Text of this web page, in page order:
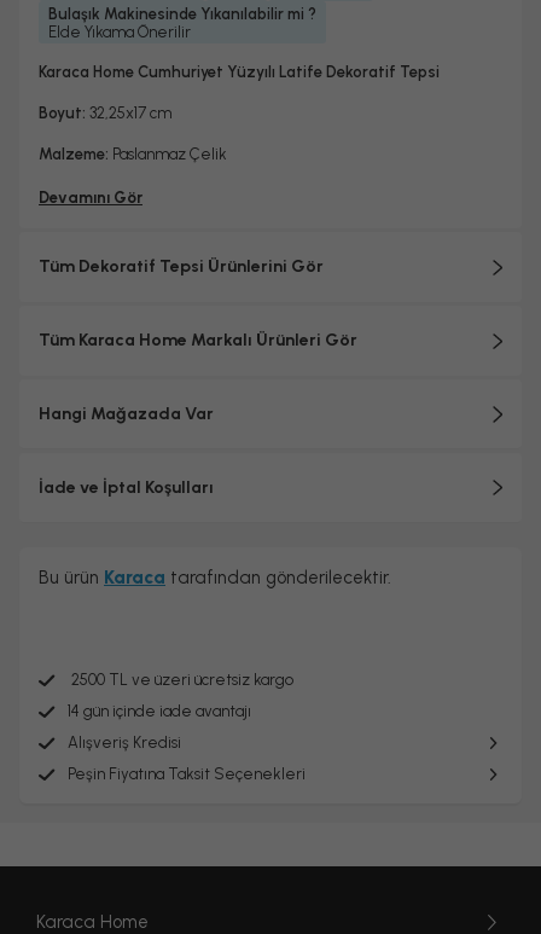
Bulaşık Makinesinde Yıkanılabilir mi ?
Elde Yıkama Önerilir
Karaca Home Cumhuriyet Yüzyılı Latife Dekoratif Tepsi
Boyut: 32,25x17 cm
Malzeme: Paslanmaz Çelik
Devamını Gör
Tüm Dekoratif Tepsi Ürünlerini Gör
Tüm Karaca Home Markalı Ürünleri Gör
Hangi Mağazada Var
İade ve İptal Koşulları
Bu ürün Karaca tarafından gönderilecektir.
2500 TL ve üzeri ücretsiz kargo
14 gün içinde iade avantajı
Alışveriş Kredisi
Peşin Fiyatına Taksit Seçenekleri
Karaca Home